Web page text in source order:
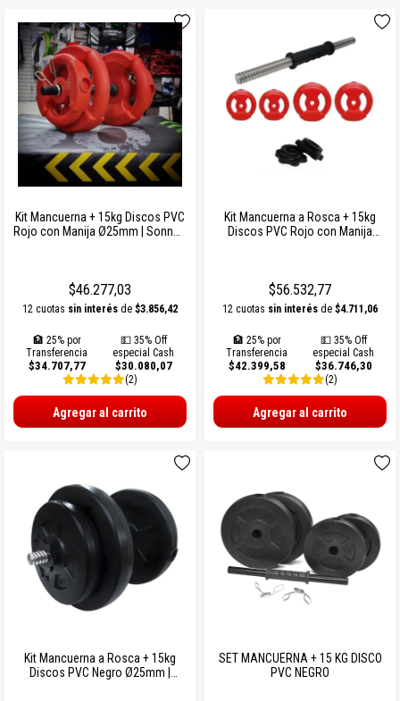
Kit Mancuerna + 15kg Discos PVC
Rojo con Manija Ø25mm | Sonnos
$46.277,03
12 cuotas sin interés de $3.856,42
🏦 25% por
Transferencia
$34.707,77
💵 35% Off
especial Cash
$30.080,07
(2)
Agregar al carrito
Kit Mancuerna a Rosca + 15kg
Discos PVC Rojo con Manija
$56.532,77
12 cuotas sin interés de $4.711,06
🏦 25% por
Transferencia
$42.399,58
💵 35% Off
especial Cash
$36.746,30
(2)
Agregar al carrito
Kit Mancuerna a Rosca + 15kg
Discos PVC Negro Ø25mm |
SET MANCUERNA + 15 KG DISCO
PVC NEGRO